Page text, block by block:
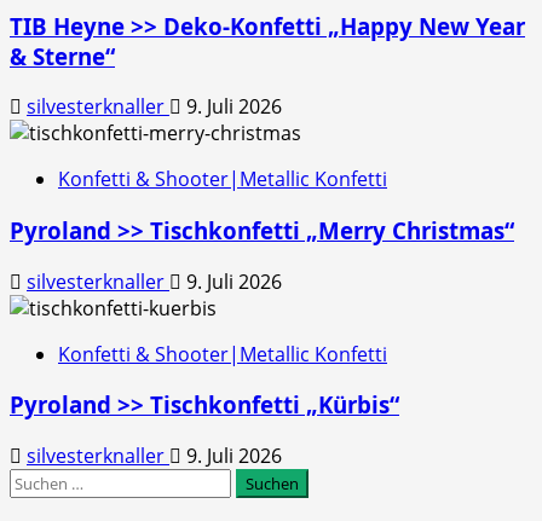
TIB Heyne >> Deko-Konfetti „Happy New Year
& Sterne“
silvesterknaller 9. Juli 2026
Konfetti & Shooter|Metallic Konfetti
Pyroland >> Tischkonfetti „Merry Christmas“
silvesterknaller 9. Juli 2026
Konfetti & Shooter|Metallic Konfetti
Pyroland >> Tischkonfetti „Kürbis“
silvesterknaller
9. Juli 2026
Suchen